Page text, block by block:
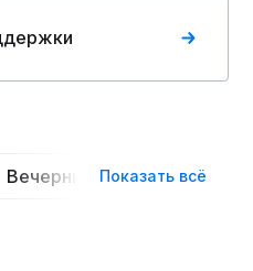
Вечерние Классические
Показать всё